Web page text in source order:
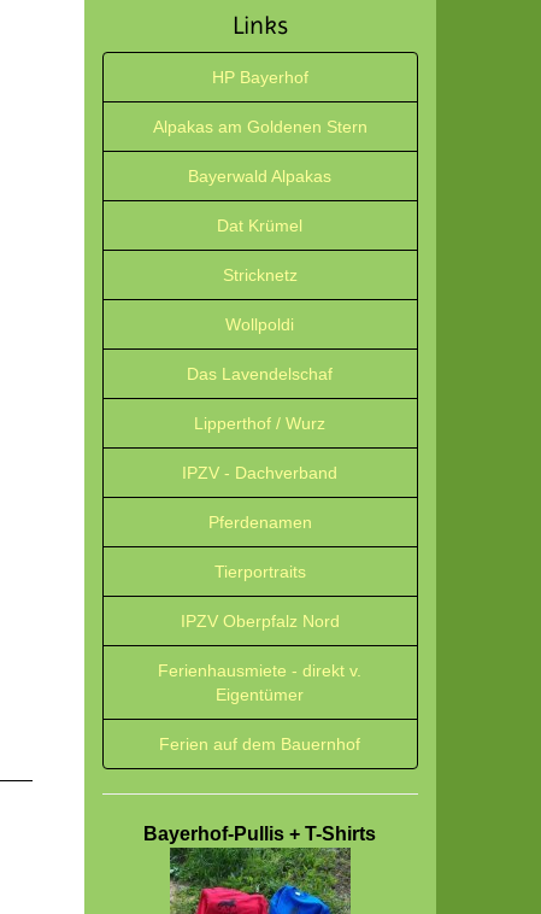
Links
HP Bayerhof
Alpakas am Goldenen Stern
Bayerwald Alpakas
Dat Krümel
Stricknetz
Wollpoldi
Das Lavendelschaf
Lipperthof / Wurz
IPZV - Dachverband
Pferdenamen
Tierportraits
IPZV Oberpfalz Nord
Ferienhausmiete - direkt v.
Eigentümer
Ferien auf dem Bauernhof
Bayerhof-Pullis + T-Shirts